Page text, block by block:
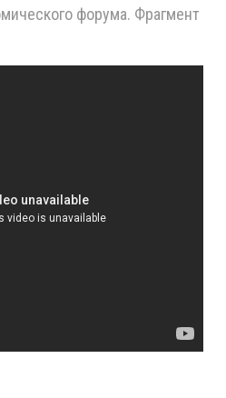
форума. Фрагмент